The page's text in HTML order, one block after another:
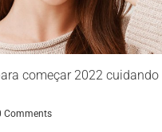
começar 2022 cuidando
Comments